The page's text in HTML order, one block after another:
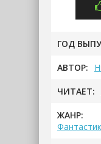
ГОД
АВТОР:
ЧИТАЕТ:
ЖАНР: